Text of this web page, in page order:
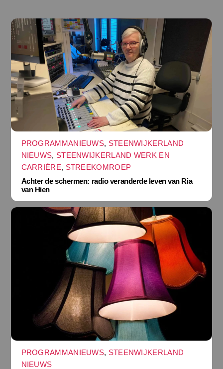
PROGRAMMANIEUWS, STEENWIJKERLAND
NIEUWS, STEENWIJKERLAND WERK EN
CARRIÈRE, STREEKOMROEP
Achter de schermen: radio veranderde leven van Ria
van Hien
PROGRAMMANIEUWS, STEENWIJKERLAND
NIEUWS